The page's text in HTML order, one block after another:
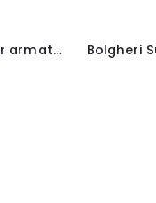
Ventresca di tonno rosso 170gr armatore cetara